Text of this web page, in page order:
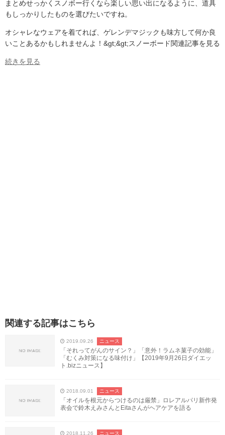
まとめせっかくスノボー行くなら楽しい思い出になるように、道具
もしっかりしたものを選びたいですね。
オシャレなウェアを着てれば、ゲレンデマジックも味方して何か良
いことあるかもしれませんよ！&gt;&gt;スノーボード関連記事を見る
続きを見る
関連する記事はこちら
2019.09.26 ニュース
「それってがんのサイン？」「意外！ラムネ菓子の効能」
「むくみ対策になる味付け」【2019年9月26日ダイエッ
ト.bizニュース】
2018.09.01 ニュース
「オイルを根元からつけるのは厳禁」ロレアルパリ新作発
表会で鈴木えみさんとEitaさんがヘアケアを語る
2018.11.26 ニュース